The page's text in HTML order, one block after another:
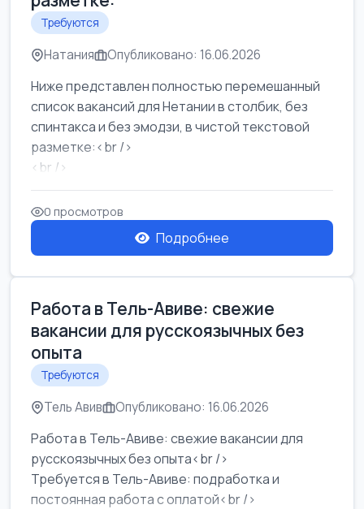
Требуются
Натания Опубликовано: 16.06.2026
Ниже представлен полностью перемешанный
список вакансий для Нетании в столбик, без
спинтакса и без эмодзи, в чистой текстовой
разметке:<br />
<br />
Работа в Нетании на мебельном производстве:
требу...
0 просмотров
Подробнее
Работа в Тель-Авиве: свежие
вакансии для русскоязычных без
опыта
Требуются
Тель Авив Опубликовано: 16.06.2026
Работа в Тель-Авиве: свежие вакансии для
русскоязычных без опыта<br />
Требуется в Тель-Авиве: подработка и
постоянная работа с оплатой<br />